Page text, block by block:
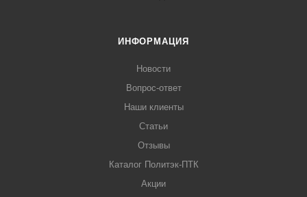
ИНФОРМАЦИЯ
Новости
Вопрос-ответ
Наши клиенты
Статьи
Отзывы
Каталог Политэк-ПТК
Акции